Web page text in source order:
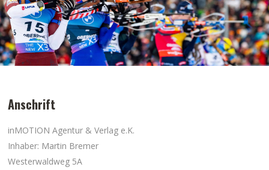
Anschrift
inMOTION Agentur & Verlag e.K.
Inhaber: Martin Bremer
Westerwaldweg 5A